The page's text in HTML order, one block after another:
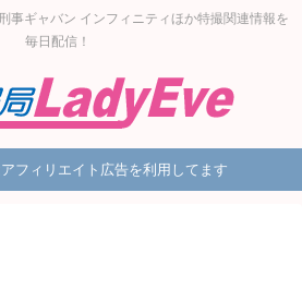
事ギャバン インフィニティほか特撮関連情報を
毎日配信！
フィリエイト広告を利用してます